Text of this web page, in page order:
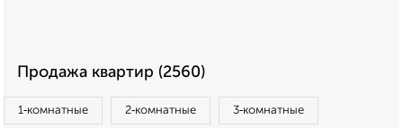
Продажа квартир (2560)
1‑комнатные 2‑комнатные 3‑комнатные